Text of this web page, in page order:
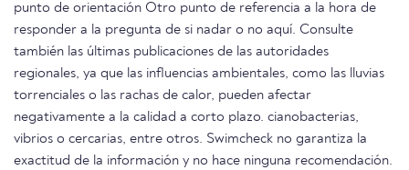
punto de orientación Otro punto de referencia a la hora de
responder a la pregunta de si nadar o no aquí. Consulte
también las últimas publicaciones de las autoridades
regionales, ya que las influencias ambientales, como las lluvias
torrenciales o las rachas de calor, pueden afectar
negativamente a la calidad a corto plazo. cianobacterias,
vibrios o cercarias, entre otros. Swimcheck no garantiza la
exactitud de la información y no hace ninguna recomendación.